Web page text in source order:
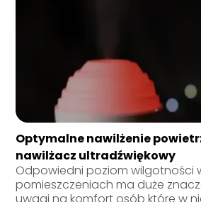
Optymalne nawilżenie
nawilżacz ultradźwiękowy
Odpowiedni poziom wilgotności
pomieszczeniach ma duże
uwagi na komfort osób które w